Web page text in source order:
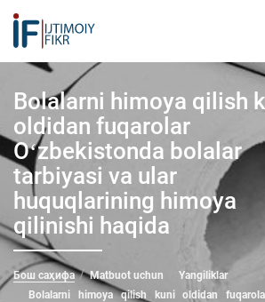
Bolalarni himoya qilish
oldidan fuqarolar
Oʻzbekistonda bolalar
tarbiyasi va ular
huquqlarining himoya
qilinishi haqida
Бош саҳифа Matbuot uchun
Yangiliklar
Bolalarni himoya qilish kuni oldidan